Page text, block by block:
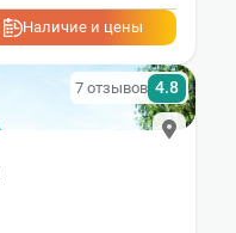
Наличие и цены
7 отзывов 4.8